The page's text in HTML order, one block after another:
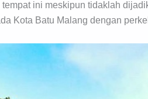
ini meskipun tidaklah
Kota Batu Malang dengan